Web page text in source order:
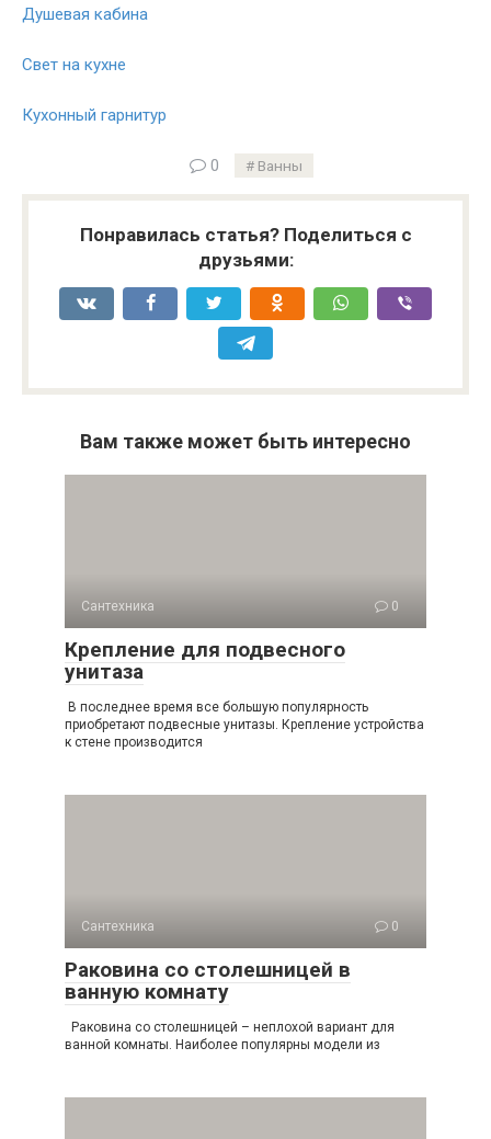
Душевая кабина
Свет на кухне
Кухонный гарнитур
0 Ванны
Понравилась статья? Поделиться с
друзьями:
Вам также может быть интересно
Сантехника 0
Крепление для подвесного
унитаза
В последнее время все большую популярность
приобретают подвесные унитазы. Крепление устройства
к стене производится
Сантехника 0
Раковина со столешницей в
ванную комнату
Раковина со столешницей – неплохой вариант для
ванной комнаты. Наиболее популярны модели из